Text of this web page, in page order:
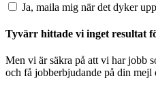
Ja, maila mig när det dyker
Tyvärr hittade vi inget resultat
Men vi är säkra på att vi har jobb
och få jobberbjudande på din